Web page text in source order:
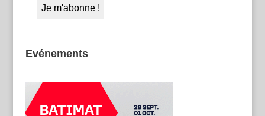
Evénements